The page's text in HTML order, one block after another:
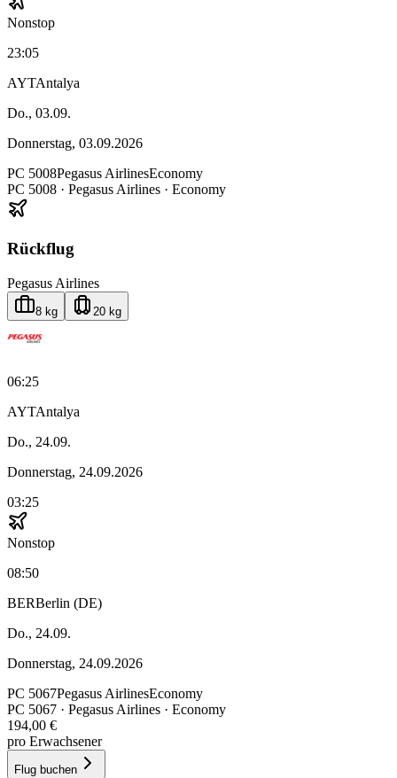
Nonstop
23:05
AYTAntalya
Do., 03.09.
Donnerstag, 03.09.2026
PC 5008Pegasus AirlinesEconomy
PC 5008 · Pegasus Airlines · Economy
Rückflug
Pegasus Airlines
8 kg 20 kg
06:25
AYTAntalya
Do., 24.09.
Donnerstag, 24.09.2026
03:25
Nonstop
08:50
BERBerlin (DE)
Do., 24.09.
Donnerstag, 24.09.2026
PC 5067Pegasus AirlinesEconomy
PC 5067 · Pegasus Airlines · Economy
194,00 €
pro Erwachsener
Flug buchen